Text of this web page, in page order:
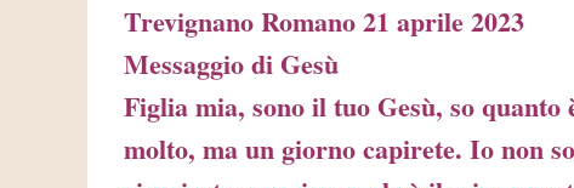
Trevignano Romano 21 aprile 2023
Messaggio di Gesù
Figlia mia, sono il tuo Gesù, so
molto, ma un giorno capirete. Io non